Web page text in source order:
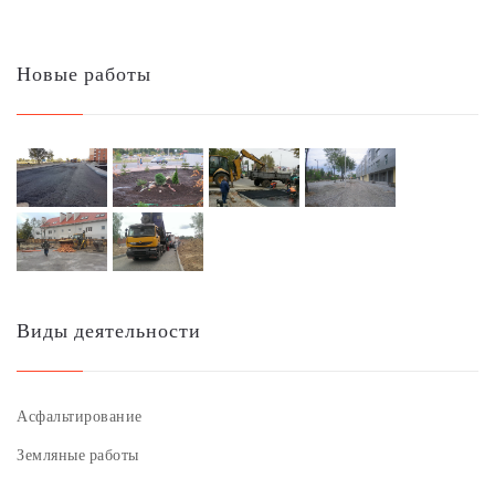
Новые работы
Виды деятельности
Асфальтирование
Земляные работы